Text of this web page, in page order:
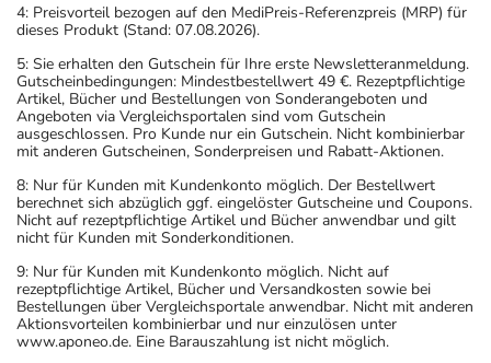
4: Preisvorteil bezogen auf den MediPreis-Referenzpreis (MRP) für
dieses Produkt (Stand: 07.08.2026).
5: Sie erhalten den Gutschein für Ihre erste Newsletteranmeldung.
Gutscheinbedingungen: Mindestbestellwert 49 €. Rezeptpflichtige
Artikel, Bücher und Bestellungen von Sonderangeboten und
Angeboten via Vergleichsportalen sind vom Gutschein
ausgeschlossen. Pro Kunde nur ein Gutschein. Nicht kombinierbar
mit anderen Gutscheinen, Sonderpreisen und Rabatt-Aktionen.
8: Nur für Kunden mit Kundenkonto möglich. Der Bestellwert
berechnet sich abzüglich ggf. eingelöster Gutscheine und Coupons.
Nicht auf rezeptpflichtige Artikel und Bücher anwendbar und gilt
nicht für Kunden mit Sonderkonditionen.
9: Nur für Kunden mit Kundenkonto möglich. Nicht auf
rezeptpflichtige Artikel, Bücher und Versandkosten sowie bei
Bestellungen über Vergleichsportale anwendbar. Nicht mit anderen
Aktionsvorteilen kombinierbar und nur einzulösen unter
www.aponeo.de. Eine Barauszahlung ist nicht möglich.